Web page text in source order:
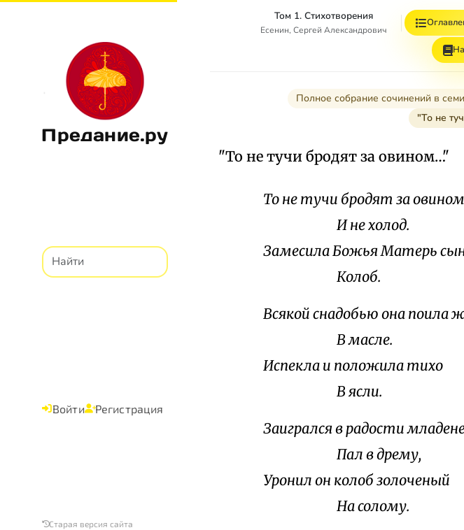
Предание.ру
Войти Регистрация
Старая версия сайта
Том 1. Стихотворения
Есенин, Сергей Александрович
Полное собрание сочинений в
"То не
"То не тучи бродят за овином…"
То не тучи бродят за овином
И не холод.
Замесила Божья Матерь
Колоб.
Всякой снадобью она поила
В масле.
Испекла и положила тихо
В ясли.
Заигрался в радости
Пал в дрему,
Уронил он колоб золоченый
На солому.